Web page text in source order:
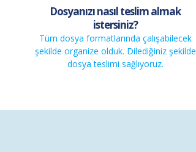
Dosyanızı nasıl teslim almak
istersiniz?
Tüm dosya formatlarında çalışabilecek
şekilde organize olduk. Dilediğiniz şekilde
dosya teslimi sağlıyoruz.